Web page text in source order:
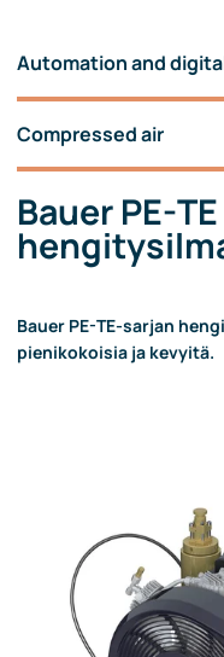
Automation and
Compressed air
Bauer PE-TE
Bauer PE-TE-sarjan
pienikokoisia ja kevyitä.